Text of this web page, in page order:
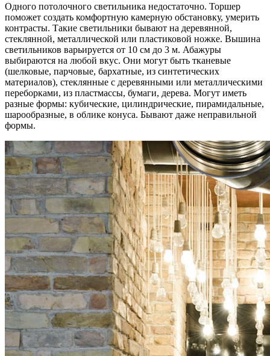
Одного потолочного светильника недостаточно. Торшер
поможет создать комфортную камерную обстановку, умерить
контрасты. Такие светильники бывают на деревянной,
стеклянной, металлической или пластиковой ножке. Вышина
светильников варьируется от 10 см до 3 м. Абажуры
выбираются на любой вкус. Они могут быть тканевые
(шелковые, парчовые, бархатные, из синтетических
материалов), стеклянные с деревянными или металлическими
переборками, из пластмассы, бумаги, дерева. Могут иметь
разные формы: кубические, цилиндрические, пирамидальные,
шарообразные, в облике конуса. Бывают даже неправильной
формы.